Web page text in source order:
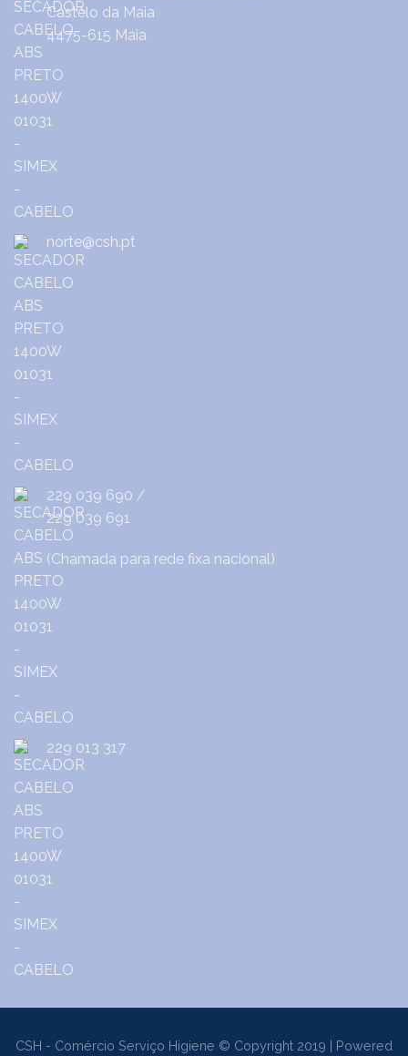
Castêlo da Maia
4475-615 Maia
norte@csh.pt
229 039 690 /
229 039 691
(Chamada para rede fixa nacional)
229 013 317
CSH - Comércio Serviço Higiene © Copyright 2019 | Powered